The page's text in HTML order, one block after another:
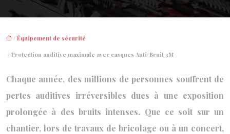
/ Équipement de sécurité
/ Protection auditive maximale avec casques Anti-Bruit 3M
Chaque année, des millions de personnes souffrent de
pertes auditives irréversibles dues à une exposition
prolongée à des bruits intenses. Que ce soit sur un
chantier, lors de travaux de bricolage ou à un concert,